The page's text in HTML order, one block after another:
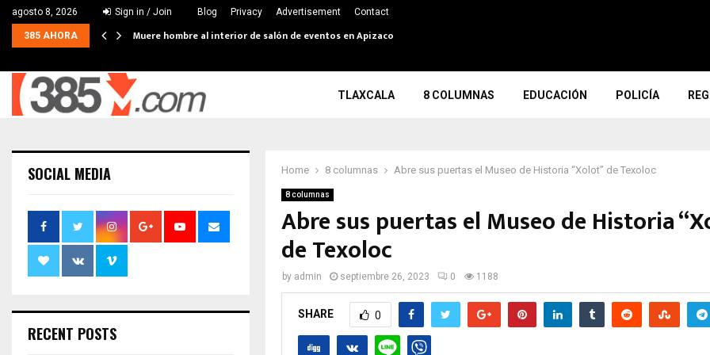
agosto 8, 2026 Sign in / Join Blog Privacy Advertisement Contact
385 AHORA Muere hombre al interior de salón de eventos en Apizaco
TLAXCALA 8 COLUMNAS EDUCACIÓN POLICÍA
Home 8 columnas Abre sus puertas el Museo de Historia “Xolot” de Texoloc
8 columnas
Abre sus puertas el Museo de Historia
de Texoloc
by admin septiembre 26, 2023 0 1188
SHARE 0
SOCIAL MEDIA
RECENT POSTS